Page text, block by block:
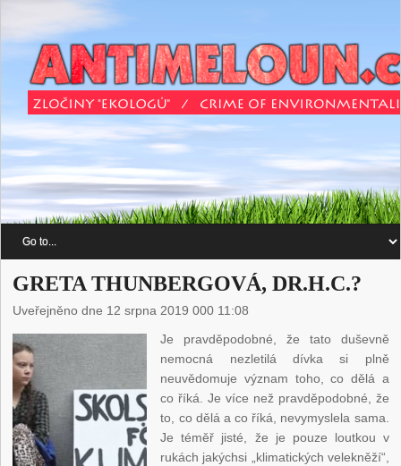
GRETA THUNBERGOVÁ, DR.H.C.?
Uveřejněno dne 12 srpna 2019 000 11:08
Je pravděpodobné, že tato duševně
nemocná nezletilá dívka si plně
neuvědomuje význam toho, co dělá a
co říká. Je více než pravděpodobné, že
to, co dělá a co říká, nevymyslela sama.
Je téměř jisté, že je pouze loutkou v
rukách jakýchsi „klimatických velekněží“,